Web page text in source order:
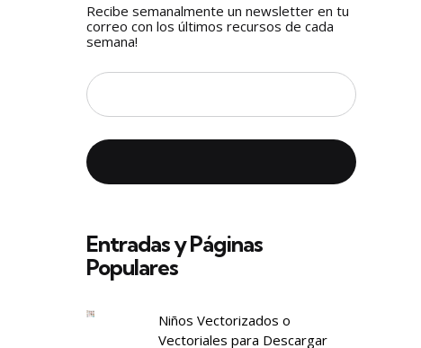
Recibe semanalmente un newsletter en tu
correo con los últimos recursos de cada
semana!
Entradas y Páginas
Populares
Niños Vectorizados o
Vectoriales para Descargar